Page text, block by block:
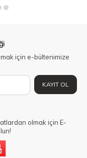
için e-bültenimize
KAYIT OL
olmak için E-